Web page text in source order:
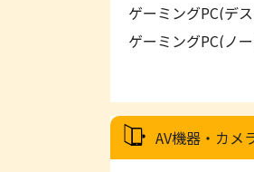
ゲーミングPC(デ
ゲーミングPC(ノ
AV機器・カメ